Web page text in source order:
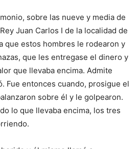
sobre las nueve y media de
Juan Carlos I de la localidad de
que estos hombres le rodearon y
que les entregase el dinero y
que llevaba encima. Admite
Fue entonces cuando, prosigue el
sobre él y le golpearon.
lo que llevaba encima, los tres